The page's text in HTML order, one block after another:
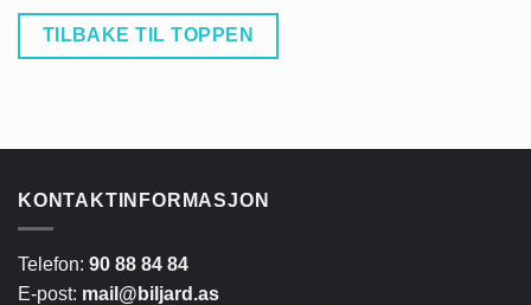
TILBAKE TIL TOPPEN
KONTAKTINFORMASJON
Telefon: 90 88 84 84
E-post: mail@biljard.as